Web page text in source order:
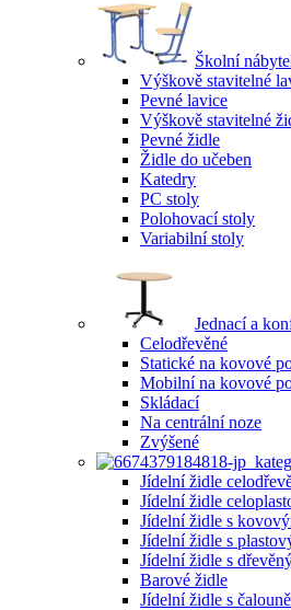
Školní
Výškově stavitelné
Pevné lavice
Výškově stavitelné
Pevné židle
Židle do učeben
Katedry
PC stoly
Polohovací stoly
Variabilní stoly
Jednací a
Celodřevěné
Statické na kovové
Mobilní na kovové
Skládací
Na centrální noze
Zvýšené
Jídelní židle
Jídelní židle
Jídelní židle s
Jídelní židle s
Jídelní židle s
Barové židle
Jídelní židle s